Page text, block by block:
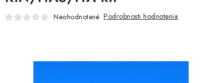
ASK PRODUKTYNeohodnotené Podrobnosti hodnotenia